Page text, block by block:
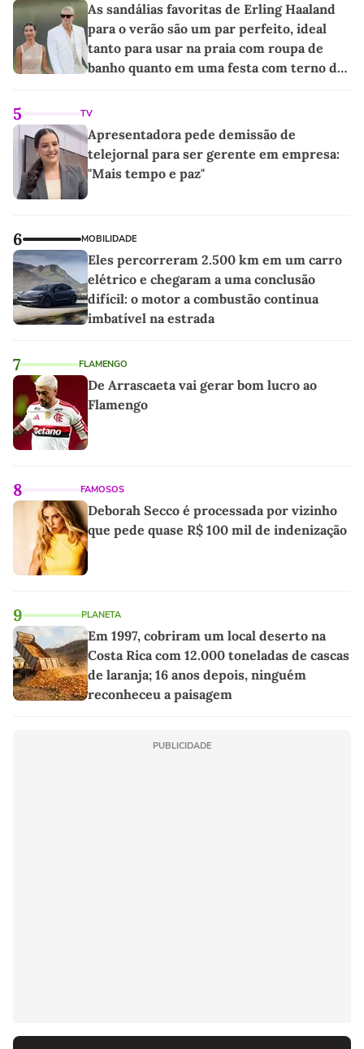
As sandálias favoritas de Erling Haaland
para o verão são um par perfeito, ideal
tanto para usar na praia com roupa de
banho quanto em uma festa com terno de
5 TV
Apresentadora pede demissão de
telejornal para ser gerente em empresa:
"Mais tempo e paz"
6 MOBILIDADE
Eles percorreram 2.500 km em um carro
elétrico e chegaram a uma conclusão
difícil: o motor a combustão continua
imbatível na estrada
7 FLAMENGO
De Arrascaeta vai gerar bom lucro ao
Flamengo
8 FAMOSOS
Deborah Secco é processada por vizinho
que pede quase R$ 100 mil de indenização
9 PLANETA
Em 1997, cobriram um local deserto na
Costa Rica com 12.000 toneladas de cascas
de laranja; 16 anos depois, ninguém
reconheceu a paisagem
PUBLICIDADE